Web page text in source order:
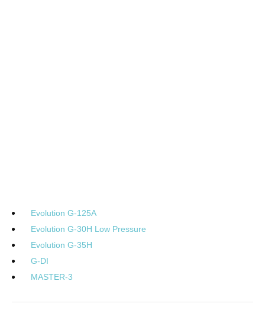
Evolution G-125A
Evolution G-30H Low Pressure
Evolution G-35H
G-DI
MASTER-3